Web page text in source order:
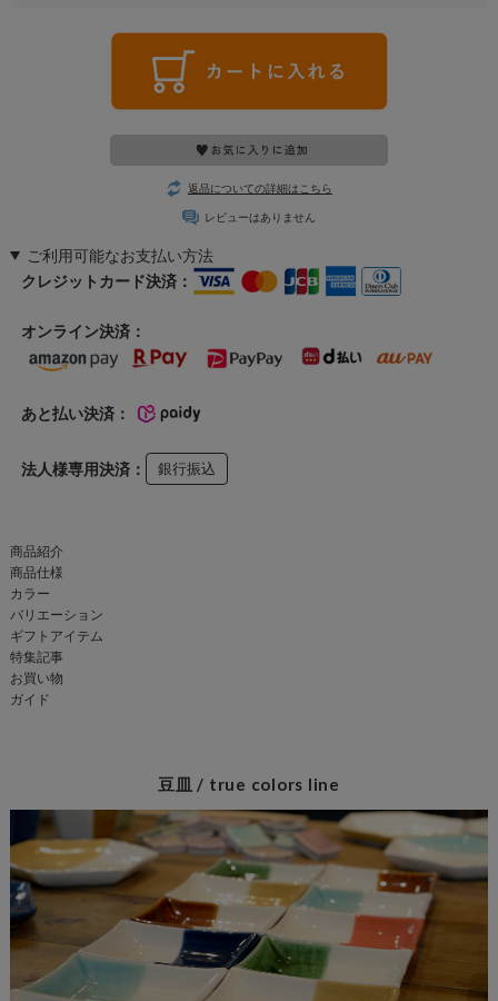
返品についての詳細はこちら
レビューはありません
ご利用可能なお支払い方法
クレジットカード決済：
オンライン決済：
あと払い決済：
法人様専用決済： 銀行振込
商品紹介
商品仕様
カラー
バリエーション
ギフトアイテム
特集記事
お買い物
ガイド
豆皿 / true colors line